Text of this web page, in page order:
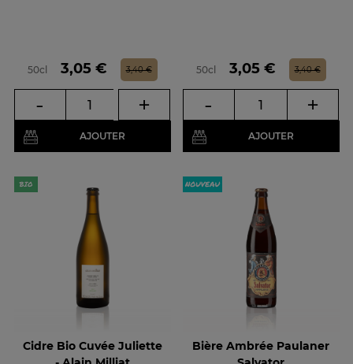
50cl Prix
3,05 €Prix de base
3,40 €
- +
AJOUTER
50cl Prix
3,05 €Prix de base
3,40 €
- +
AJOUTER
Cidre Bio Cuvée Juliette
Bière Ambrée Paulaner